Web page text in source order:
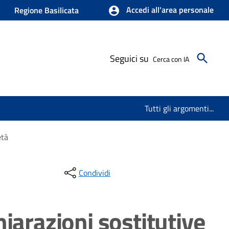
Regione Basilicata Accedi all'area personale
Seguici su Cerca con IA
Tutti gli argomenti...
Condividi